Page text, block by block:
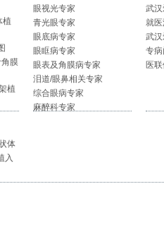
植
膜
植
体
入
眼视光专家
青光眼专家
眼底病专家
眼眶病专家
眼表及角膜病专家
泪道/眼鼻相关专家
综合眼病专家
麻醉科专家
武
就医
武汉
专
医